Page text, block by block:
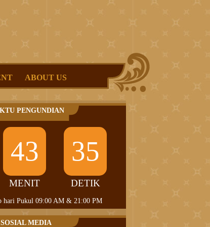
ABOUT US
PENGUNDIAN
43
MENIT
35
DETIK
hari Pukul 09:00 AM & 21:00 PM
SOSIAL MEDIA